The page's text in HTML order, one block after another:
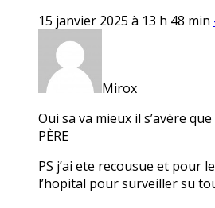
15 janvier 2025 à 13 h 48 min
Mirox
Oui sa va mieux il s’avère que
PÈRE
PS j’ai ete recousue et pour
l’hopital pour surveiller su